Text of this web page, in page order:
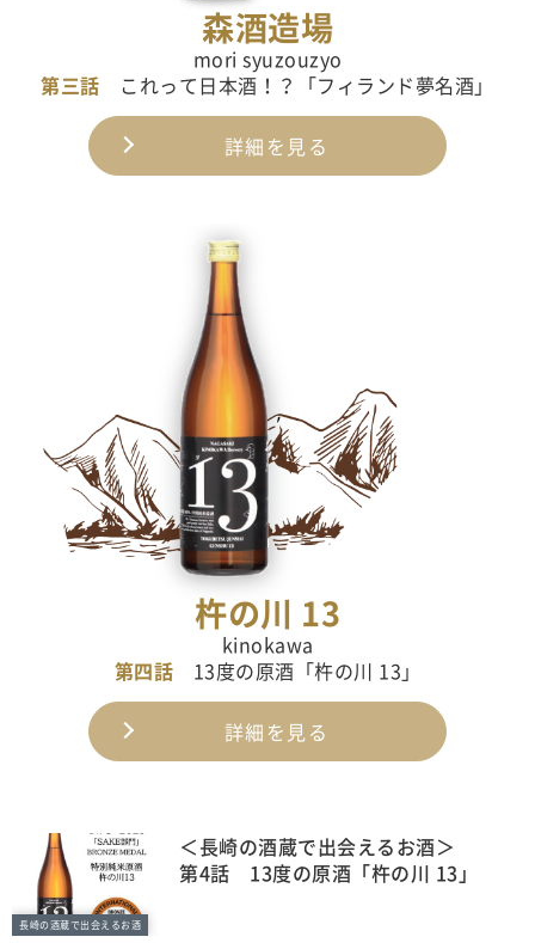
森酒造場
mori syuzouzyo
第三話 これって日本酒！？「フィランド夢名酒」
詳細を見る
杵の川 13
kinokawa
第四話 13度の原酒「杵の川 13」
詳細を見る
長崎の酒蔵で出会えるお酒
＜長崎の酒蔵で出会えるお酒＞
第4話 13度の原酒「杵の川 13」